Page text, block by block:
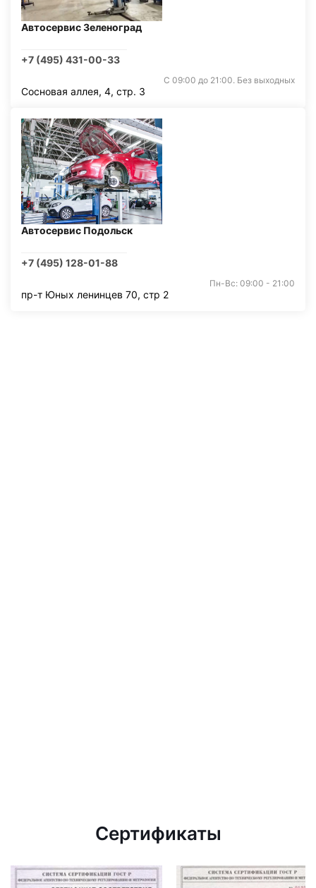
Автосервис Зеленоград
+7 (495) 431-00-33
С 09:00 до 21:00. Без выходных
Сосновая аллея, 4, стр. 3
Автосервис Подольск
+7 (495) 128-01-88
Пн-Вс: 09:00 - 21:00
пр-т Юных ленинцев 70, стр 2
Сертификаты